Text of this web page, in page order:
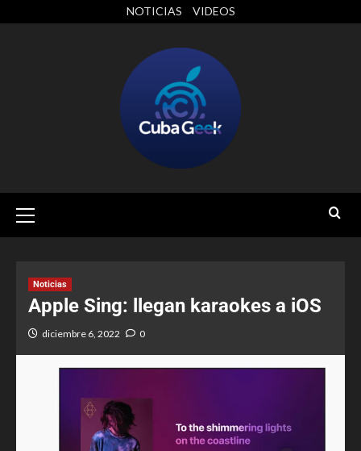
NOTICIAS VIDEOS
Noticias
Apple Sing: llegan karaokes a iOS
diciembre 6, 2022 0